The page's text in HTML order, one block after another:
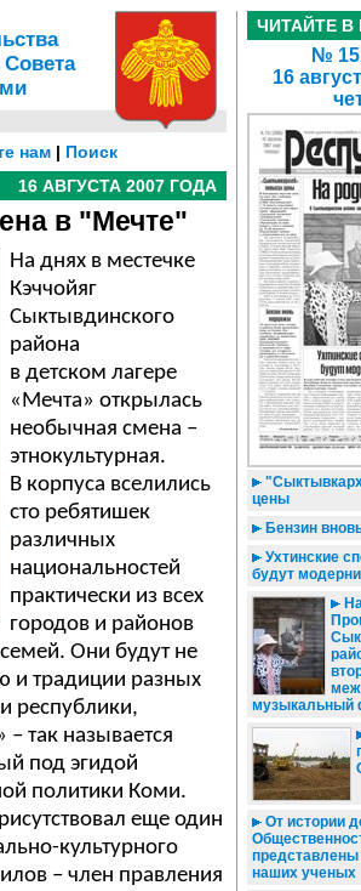
Совета
нам | Поиск
16 АВГУСТА 2007 ГОДА
в "Мечте"
На днях в местечке
Кэччойяг
Сыктывдинского
района
в детском лагере
«Мечта» открылась
необычная смена –
этнокультурная.
В корпуса вселились
сто ребятишек
различных
национальностей
практически из всех
городов и районов
Они будут не
и традиции разных
республики,
так называется
под эгидой
политики Коми.
еще один
культурного
– член правления
ЧИТАЙТЕ В
№
16
цены
Бензин
Ухтинские
будут
музыкальный
От истории
представлены
наших ученых